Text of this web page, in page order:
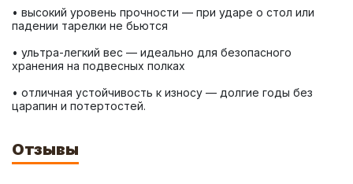
• высокий уровень прочности — при ударе о стол или
• ультра-легкий вес — идеально для безопасного
• отличная устойчивость к износу — долгие годы без
царапин и потертостей.
Отзывы